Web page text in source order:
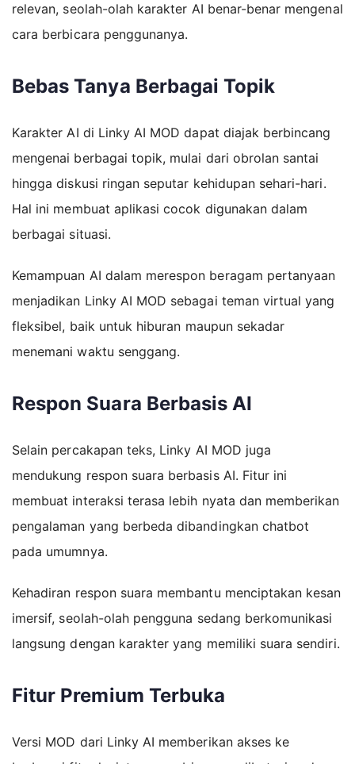
relevan, seolah-olah karakter AI benar-benar mengenal
cara berbicara penggunanya.
Bebas Tanya Berbagai Topik
Karakter AI di Linky AI MOD dapat diajak berbincang
mengenai berbagai topik, mulai dari obrolan santai
hingga diskusi ringan seputar kehidupan sehari-hari.
Hal ini membuat aplikasi cocok digunakan dalam
berbagai situasi.
Kemampuan AI dalam merespon beragam pertanyaan
menjadikan Linky AI MOD sebagai teman virtual yang
fleksibel, baik untuk hiburan maupun sekadar
menemani waktu senggang.
Respon Suara Berbasis AI
Selain percakapan teks, Linky AI MOD juga
mendukung respon suara berbasis AI. Fitur ini
membuat interaksi terasa lebih nyata dan memberikan
pengalaman yang berbeda dibandingkan chatbot
pada umumnya.
Kehadiran respon suara membantu menciptakan kesan
imersif, seolah-olah pengguna sedang berkomunikasi
langsung dengan karakter yang memiliki suara sendiri.
Fitur Premium Terbuka
Versi MOD dari Linky AI memberikan akses ke